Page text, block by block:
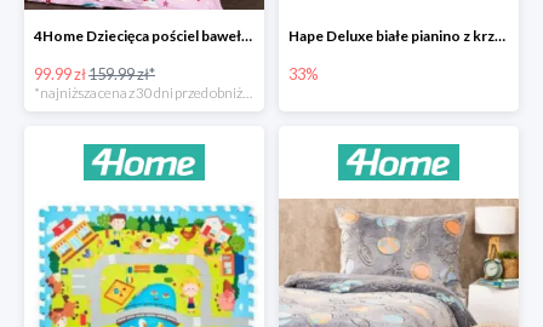
4Home Dziecięca pościel bawełniana Rainbow
99.99 zł159.99 zł*
*najniższa cena z 30 dni przed obniżką
Hape Deluxe białe pianino z krzesłem -33%
33%